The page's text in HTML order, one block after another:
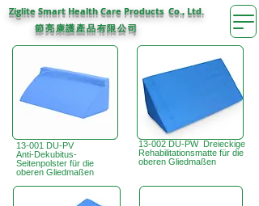
Ziglite Smart Health Care Products Co., Ltd.
節亮康護產品有限公司
13-001 DU-PV
Anti-Dekubitus-
Seitenpolster für die
oberen Gliedmaßen
13-002 DU-PW Dreieckige
Rehabilitationsmatte für die
oberen Gliedmaßen